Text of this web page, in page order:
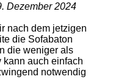
Dezember 2024
nach dem jetzigen
die Sofabaton
die weniger als
kann auch einfach
notwendig